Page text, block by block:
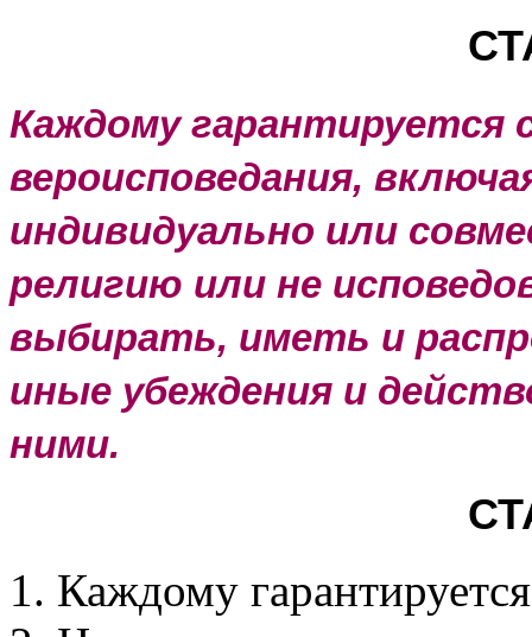
Каждому гарантируется
вероисповедания,
индивидуально или
религию или не
выбирать, иметь и
иные убеждения и
ними.
1. Каждому